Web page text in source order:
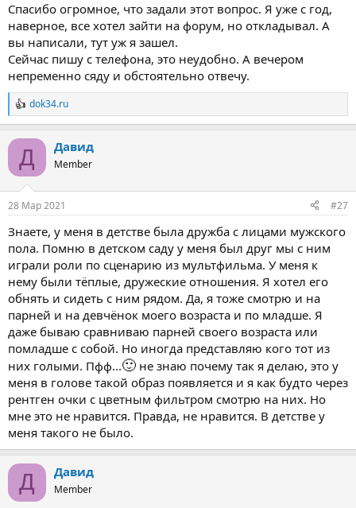
Спасибо огромное, что задали этот вопрос. Я уже с год,
наверное, все хотел зайти на форум, но откладывал. А
вы написали, тут уж я зашел.
Сейчас пишу с телефона, это неудобно. А вечером
непременно сяду и обстоятельно отвечу.
Р
е
и
dok34.ru
Д Давид
Member
28 Мар 2021 #27
Знаете, у меня в детстве была дружба с лицами мужского
пола. Помню в детском саду у меня был друг мы с ним
играли роли по сценарию из мультфильма. У меня к
нему были тёплые, дружеские отношения. Я хотел его
обнять и сидеть с ним рядом. Да, я тоже смотрю и на
парней и на девчёнок моего возраста и по младше. Я
даже бываю сравниваю парней своего возраста или
помладше с собой. Но иногда представляю кого тот из
них голыми. Пфф...🙂 не знаю почему так я делаю, это у
меня в голове такой образ появляется и я как будто через
рентген очки с цветным фильтром смотрю на них. Но
мне это не нравится. Правда, не нравится. В детстве у
меня такого не было.
Д Давид
Member